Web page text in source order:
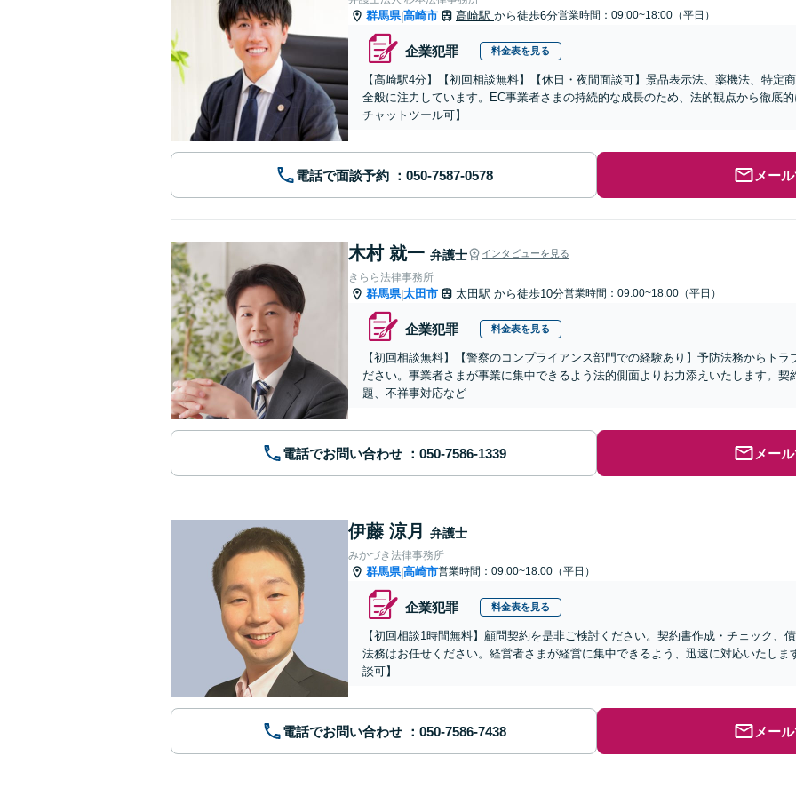
群馬県|高崎市 高崎駅 から徒歩6分営業時間：09:00~18:00（平日）
企業犯罪 料金表を見る
【高崎駅4分】【初回相談無料】【休日・夜間面談可】景品表示法、薬機法、特定
全般に注力しています。EC事業者さまの持続的な成長のため、法的観点から徹底
チャットツール可】
電話で面談予約 メー
木村 就一 弁護士 インタビューを見る
きらら法律事務所
群馬県|太田市 太田駅 から徒歩10分営業時間：09:00~18:00（平日）
企業犯罪 料金表を見る
【初回相談無料】【警察のコンプライアンス部門での経験あり】予防法務からト
ださい。事業者さまが事業に集中できるよう法的側面よりお力添えいたします。
題、不祥事対応など
電話でお問い合わせ メー
伊藤 涼月 弁護士
みかづき法律事務所
群馬県|高崎市営業時間：09:00~18:00（平日）
企業犯罪 料金表を見る
【初回相談1時間無料】顧問契約を是非ご検討ください。契約書作成・チェック、
法務はお任せください。経営者さまが経営に集中できるよう、迅速に対応いたし
談可】
電話でお問い合わせ メー